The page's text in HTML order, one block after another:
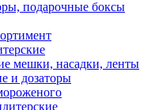
подарочные боксы
мешки, насадки, ленты
и дозаторы